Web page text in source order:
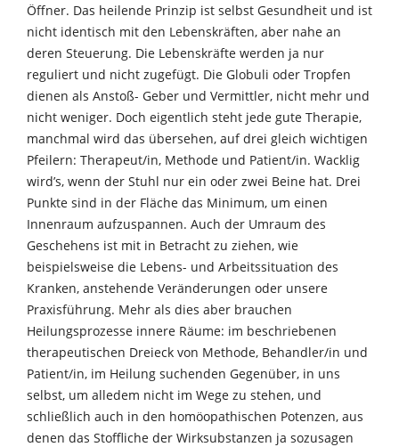
Öffner. Das heilende Prinzip ist selbst Gesundheit und ist
nicht identisch mit den Lebenskräften, aber nahe an
deren Steuerung. Die Lebenskräfte werden ja nur
reguliert und nicht zugefügt. Die Globuli oder Tropfen
dienen als Anstoß- Geber und Vermittler, nicht mehr und
nicht weniger. Doch eigentlich steht jede gute Therapie,
manchmal wird das übersehen, auf drei gleich wichtigen
Pfeilern: Therapeut/in, Methode und Patient/in. Wacklig
wird’s, wenn der Stuhl nur ein oder zwei Beine hat. Drei
Punkte sind in der Fläche das Minimum, um einen
Innenraum aufzuspannen. Auch der Umraum des
Geschehens ist mit in Betracht zu ziehen, wie
beispielsweise die Lebens- und Arbeitssituation des
Kranken, anstehende Veränderungen oder unsere
Praxisführung. Mehr als dies aber brauchen
Heilungsprozesse innere Räume: im beschriebenen
therapeutischen Dreieck von Methode, Behandler/in und
Patient/in, im Heilung suchenden Gegenüber, in uns
selbst, um alledem nicht im Wege zu stehen, und
schließlich auch in den homöopathischen Potenzen, aus
denen das Stoffliche der Wirksubstanzen ja sozusagen